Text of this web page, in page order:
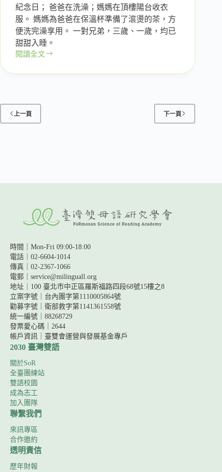
紀念日； 爸爸在洗澡；媽媽在頂樓陽台收衣
服。 媽媽為爸爸在保溫杯準備了滾燙的茶，方
便洗完澡享用。 一對兄弟，三歲、一歲，均已
甜甜入睡。
閱讀全文
一
男
生
上一頁 下一頁
時間｜Mon-Fri 09:00-18:00
電話｜02-6604-1014
傳真｜02-2367-1066
電郵｜service@milinguall.org
地址｜100 臺北市中正區羅斯福路四段68號15樓之8
立案字號｜台內團字第1110005864號
勸募字號｜ 衛部救字第1141361558號
統一編號｜88268729
發票愛心碼｜2644
帳戶資訊｜ 臺雙會運營與發展基金專戶
2030 臺灣雙語
關於SoR
全臺團練站
雙語校園
成為志工
加入團隊
聯繫我們
來訊專區
合作邀約
透明責信
歷年財報